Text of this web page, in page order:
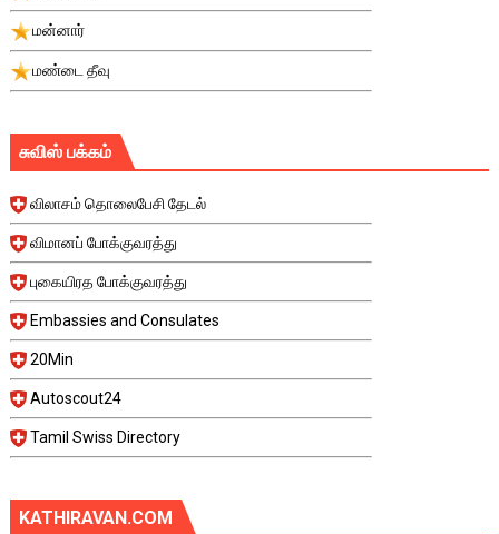
மன்னார்
மண்டை தீவு
சுவிஸ் பக்கம்
விலாசம் தொலைபேசி தேடல்
விமானப் போக்குவரத்து
புகையிரத போக்குவரத்து
Embassies and Consulates
20Min
Autoscout24
Tamil Swiss Directory
KATHIRAVAN.COM